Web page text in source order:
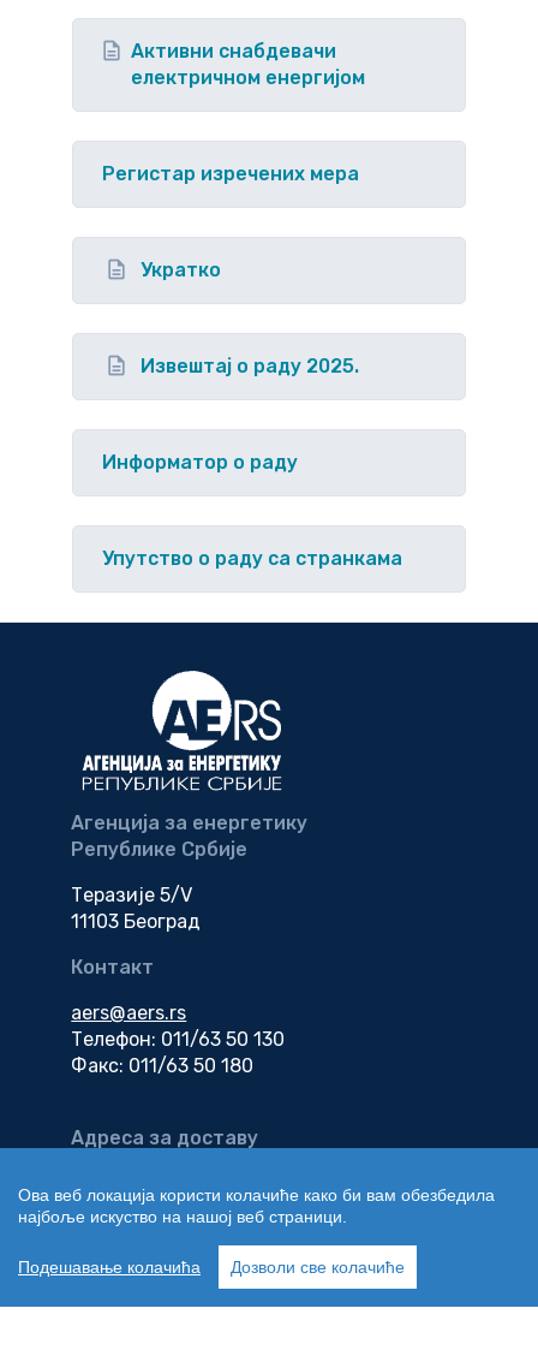
Активни снабдевачи
електричном енергијом
Регистар изречених мера
Укратко
Извештај о раду 2025.
Информатор о раду
Упутство o раду са странкама
Агенција за енергетику
Републике Србије
Теразије 5/V
11103 Београд
Контакт
aers@aers.rs
Телефон: 011/63 50 130
Факс: 011/63 50 180
Адреса за доставу
документације
Ова веб локација користи колачиће како би вам обезбедила
најбоље искуство на нашој веб страници.
Подешавање колачића Дозволи све колачиће